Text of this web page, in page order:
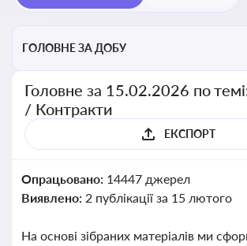
ГОЛОВНЕ ЗА ДОБУ
Головне за 15.02.2026 по
/ Контракти
ЕКСПОРТ
Опрацьовано: 14447 джерел
Виявлено: 2 публікації за 15 лютого
На основі зібраних матеріалів ми